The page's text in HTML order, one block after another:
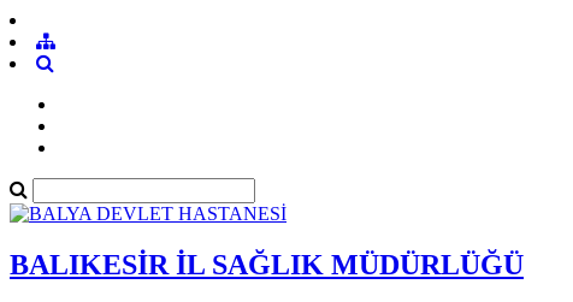
BALIKESİR İL SAĞLIK MÜDÜRLÜĞÜ